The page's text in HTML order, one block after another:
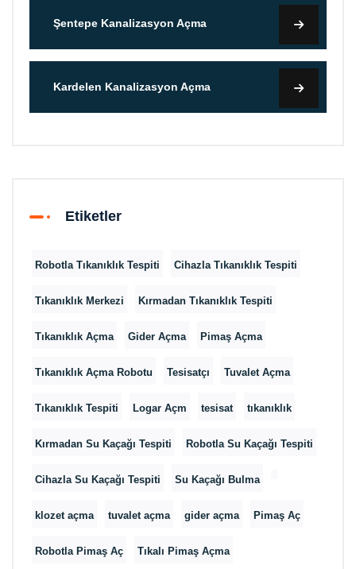
Şentepe Kanalizasyon Açma
Kardelen Kanalizasyon Açma
Etiketler
Robotla Tıkanıklık Tespiti Cihazla Tıkanıklık Tespiti
Tıkanıklık Merkezi Kırmadan Tıkanıklık Tespiti
Tıkanıklık Açma Gider Açma Pimaş Açma
Tıkanıklık Açma Robotu Tesisatçı Tuvalet Açma
Tıkanıklık Tespiti Logar Açm tesisat tıkanıklık
Kırmadan Su Kaçağı Tespiti Robotla Su Kaçağı Tespiti
Cihazla Su Kaçağı Tespiti Su Kaçağı Bulma
klozet açma tuvalet açma gider açma Pimaş Aç
Robotla Pimaş Aç Tıkalı Pimaş Açma